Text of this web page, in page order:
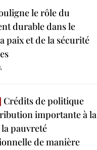
le rôle du
durable dans le
paix et de la sécurité
Crédits de politique
importante à la
pauvreté
de manière